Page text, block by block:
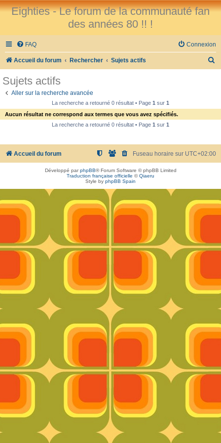
Eighties - Le forum de la communauté fan
des années 80 !! !
FAQ Connexion
Accueil du forum Rechercher Sujets actifs
e
Sujets actifs
Aller sur la recherche avancée
La recherche a retourné 0 résultat • Page 1 sur 1
Aucun résultat ne correspond aux termes que vous avez spécifiés.
La recherche a retourné 0 résultat • Page 1 sur 1
Accueil du forum Fuseau horaire sur UTC+02:00
Développé parphpBB® Forum Software © phpBB Limited
Traduction française officielle ©Qiaeru
Style by phpBB Spain